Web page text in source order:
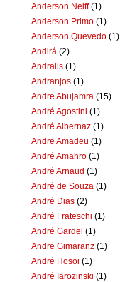
Anderson Neiff (1)
Anderson Primo (1)
Anderson Quevedo (1)
Andirá (2)
Andralls (1)
Andranjos (1)
Andre Abujamra (15)
André Agostini (1)
André Albernaz (1)
Andre Amadeu (1)
André Amahro (1)
André Arnaud (1)
André de Souza (1)
André Dias (2)
André Frateschi (1)
André Gardel (1)
Andre Gimaranz (1)
André Hosoi (1)
André Iarozinski (1)